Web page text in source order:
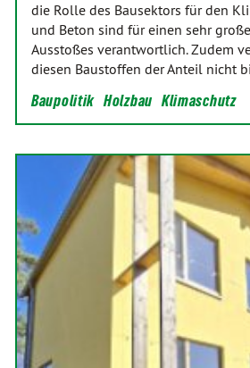
die Rolle des Bausektors für den
und Beton sind für einen sehr
Ausstoßes verantwortlich. Zudem
diesen Baustoffen der Anteil nicht
Baupolitik Holzbau Klimaschutz